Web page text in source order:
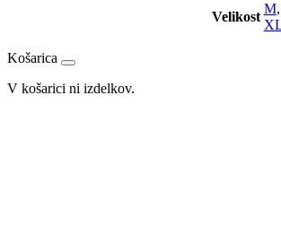
Velikost
M,
Košarica
V košarici ni izdelkov.